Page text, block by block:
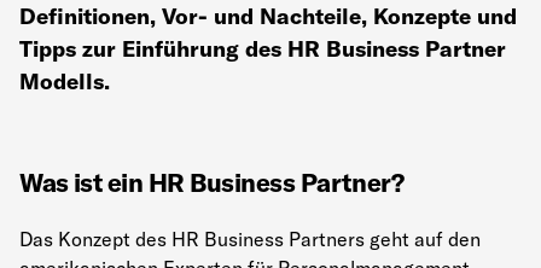
Definitionen, Vor- und Nachteile, Konzepte und
Tipps zur Einführung des HR Business Partner
Modells.
Was ist ein HR Business Partner?
Das Konzept des HR Business Partners geht auf den